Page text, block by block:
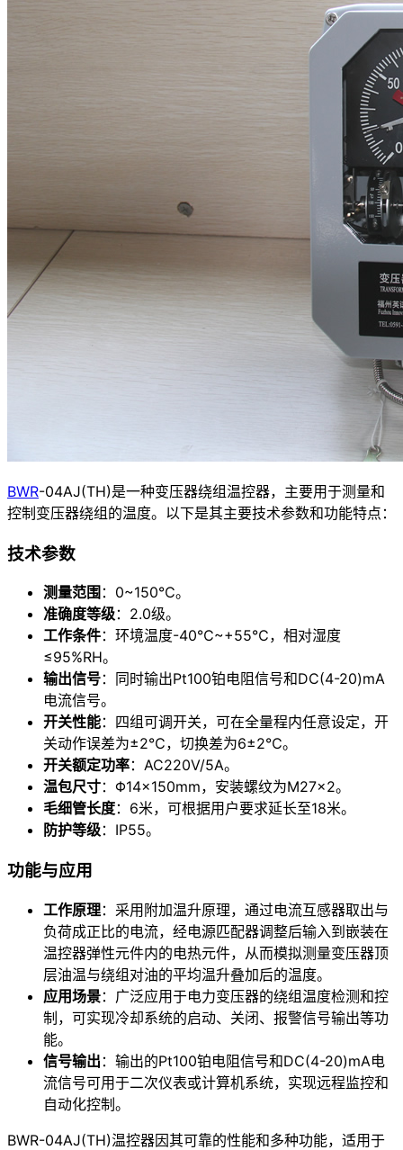
BWR-04AJ(TH)是一种变压器绕组温控器，主要用于测量和
控制变压器绕组的温度。以下是其主要技术参数和功能特点：
技术参数
测量范围 ：0~150℃。
准确度等级：2.0级。
工作条件：环境温度-40℃~+55℃，相对湿度
≤95%RH。
输出信号：同时输出Pt100铂电阻信号和DC(4-20)mA
电流信号。
开关性能：四组可调开关，可在全量程内任意设定，开
关动作误差为±2℃，切换差为6±2℃。
开关额定功率：AC220V/5A。
温包尺寸：Φ14×150mm，安装螺纹为M27×2。
毛细管长度：6米，可根据用户要求延长至18米。
防护等级：IP55。
功能与应用
工作原理：采用附加温升原理，通过电流互感器取出与
负荷成正比的电流，经电源匹配器调整后输入到嵌装在
温控器弹性元件内的电热元件，从而模拟测量变压器顶
层油温与绕组对油的平均温升叠加后的温度。
应用场景：广泛应用于电力变压器的绕组温度检测和控
制，可实现冷却系统的启动、关闭、报警信号输出等功
能。
信号输出 ：输出的Pt100铂电阻信号和DC(4-20)mA电
流信号可用于二次仪表或计算机系统，实现远程监控和
自动化控制。
BWR-04AJ(TH)温控器因其可靠的性能和多种功能，适用于